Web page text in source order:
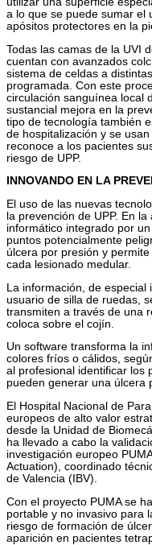
a lo que se puede sumar el
apósitos protectores en la
Todas las camas de la UVI
cuentan con avanzados
sistema de celdas a
programada. Con este
circulación sanguínea local
sustancial mejora en la
tipo de tecnología también
de hospitalización y se
reconoce a los pacientes
riesgo de UPP.
INNOVANDO EN LA
El uso de las nuevas
la prevención de UPP. En
informático integrado por
puntos potencialmente
úlcera por presión y
cada lesionado medular.
La información, de
usuario de silla de ruedas,
transmiten a través de una
coloca sobre el cojín.
Un software transforma la
colores fríos o cálidos,
al profesional identificar los
pueden generar una úlcera
El Hospital Nacional de
europeos de alto valor
desde la Unidad de
ha llevado a cabo la
investigación europeo
Actuation), coordinado
de Valencia (IBV).
Con el proyecto PUMA se
portable y no invasivo para
riesgo de formación de
aparición en pacientes